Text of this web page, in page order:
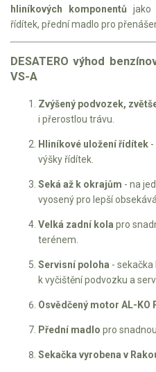
Náhradní díly pro sekačky
hliníkových komponentů jako
řídítek, přední madlo pro
DESATERO výhod
VS-A
Zvýšený podvozek,
i přerostlou trávu.
Hliníkové uložení řídítek
výšky řídítek.
Seká až k okrajům - na
vyosený pro lepší
Velká zadní kola pro
terénem.
Servisní poloha -
k vyčištění podvozku a
Osvědčený motor AL-KO
Přední madlo pro
Sekačka vyrobena v